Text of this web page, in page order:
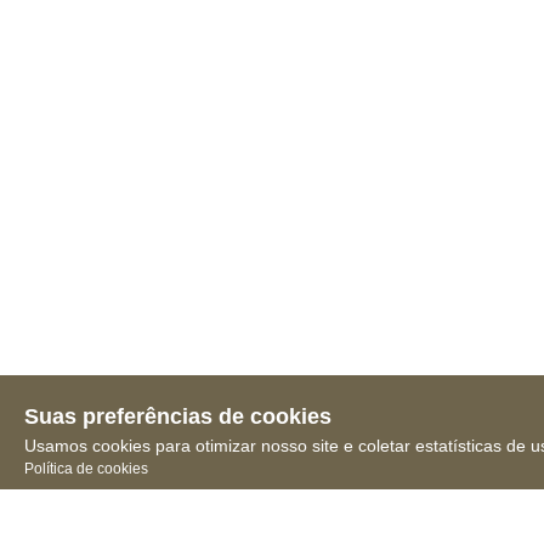
Suas preferências de cookies
Usamos cookies para otimizar nosso site e coletar estatísticas de
Política de cookies